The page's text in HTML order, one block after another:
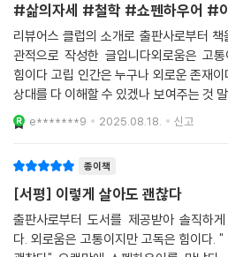
#삶의자세 #철학 #쇼펜하우어 #
리뷰어스 클럽의 소개로 출판사로부터 책
관적으로 작성한 글입니다외로움은 고
힘이다 고립 인간은 누구나 외로운 존재이
상대를 다 이해할 수 있겠나 보여주는 것
상대를 다 알 수가 없는데 근본적으로 외
의 외로움 그 조차도 고통이지만 고독은 힘
e*******9 2025.08.18. 신고
종이책
[서평] 이렇게 살아도 괜찮다
출판사로부터 도서를 제공받아 솔직하게
다. 외로움은 고통이지만 고독은 힘이다. "